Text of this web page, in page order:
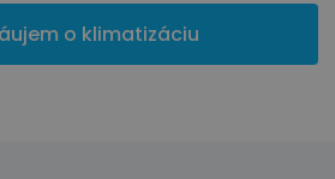
o klimatizáciu